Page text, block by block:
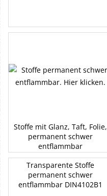
Stoffe mit Glanz, Taft, Folie,
permanent schwer
entflammbar
Transparente Stoffe
permanent schwer
entflammbar DIN4102B1